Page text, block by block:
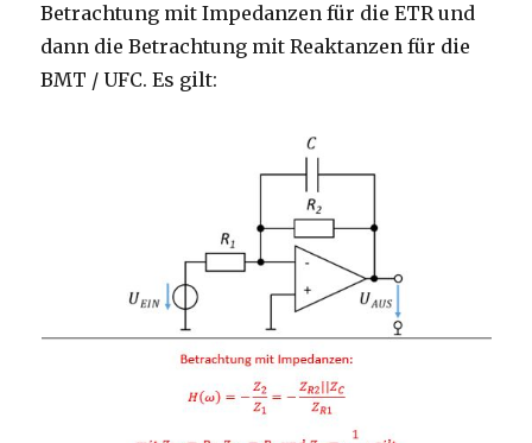
Betrachtung mit Impedanzen für die ETR und
dann die Betrachtung mit Reaktanzen für die
BMT / UFC. Es gilt: